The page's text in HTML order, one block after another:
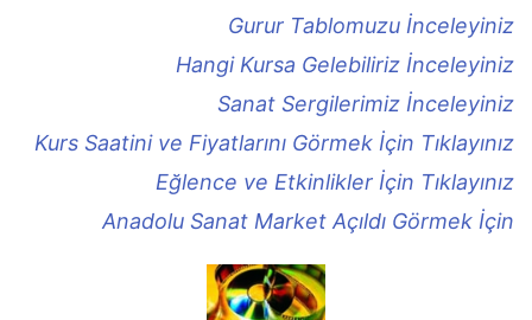
Gurur Tablomuzu İnceleyiniz
Hangi Kursa Gelebiliriz İnceleyiniz
Sanat Sergilerimiz İnceleyiniz
Kurs Saatini ve Fiyatlarını Görmek İçin Tıklayınız
Eğlence ve Etkinlikler İçin Tıklayınız
Anadolu Sanat Market Açıldı Görmek İçin